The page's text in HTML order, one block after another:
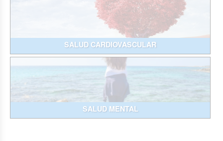
SALUD CARDIOVASCULAR
SALUD MENTAL